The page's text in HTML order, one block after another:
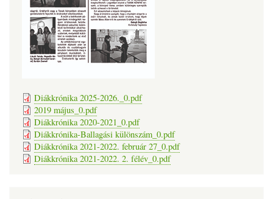
Diákkrónika 2025-2026._0.pdf
2019 május_0.pdf
Diákkrónika 2020-2021_0.pdf
Diákkrónika-Ballagási különszám_0.pdf
Diákkrónika 2021-2022. február 27_0.pdf
Diákkrónika 2021-2022. 2. félév_0.pdf